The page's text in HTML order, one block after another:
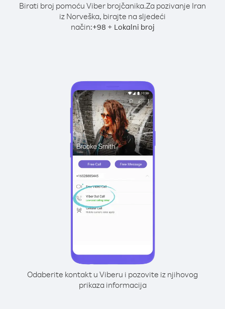
Birati broj pomoću Viber brojčanika.Za pozivanje Iran
iz Norveška, birajte na sljedeći
način:+98 + Lokalni broj
Odaberite kontakt u Viberu i pozovite iz njihovog
prikaza informacija